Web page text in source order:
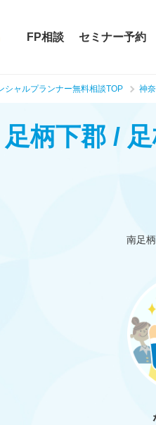
FP相談 セミナー予約
シャルプランナー無料相談TOP 神
柄下郡 /
南足